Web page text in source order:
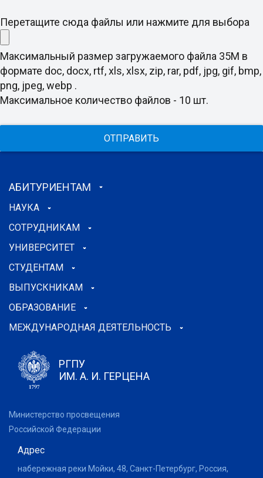
Перетащите сюда файлы или нажмите для выбора
Максимальный размер загружаемого файла 35M в
формате doc, docx, rtf, xls, xlsx, zip, rar, pdf, jpg, gif, bmp,
png, jpeg, webp .
Максимальное количество файлов - 10 шт.
ОТПРАВИТЬ
АБИТУРИЕНТАМ
НАУКА
СОТРУДНИКАМ
УНИВЕРСИТЕТ
СТУДЕНТАМ
ВЫПУСКНИКАМ
ОБРАЗОВАНИЕ
МЕЖДУНАРОДНАЯ ДЕЯТЕЛЬНОСТЬ
РГПУ
ИМ. А. И. ГЕРЦЕНА
Министерство просвещения
Российской Федерации
Адрес
набережная реки Мойки, 48, Санкт-Петербург, Россия,